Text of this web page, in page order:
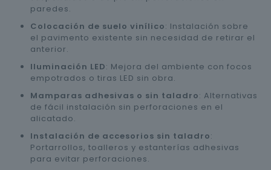
paredes.
Colocación de suelo vinílico: Instalación sobre
el pavimento existente sin necesidad de retirar el
anterior.
Iluminación LED: Mejora del ambiente con focos
empotrados o tiras LED sin obra.
Mamparas adhesivas o sin taladro: Alternativas
de fácil instalación sin perforaciones en el
alicatado.
Instalación de accesorios sin taladro:
Portarrollos, toalleros y estanterías adhesivas
para evitar perforaciones.